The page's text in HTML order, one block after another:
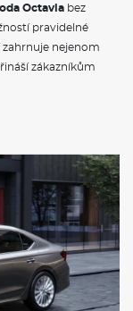
koš ve dveřích
multimédií a
Octavia bez
pravidelné
nejenom
zákazníkům